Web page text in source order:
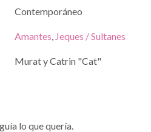
Contemporáneo
Amantes, Jeques / Sultanes
Murat y Catrin "Cat"
lo que quería.